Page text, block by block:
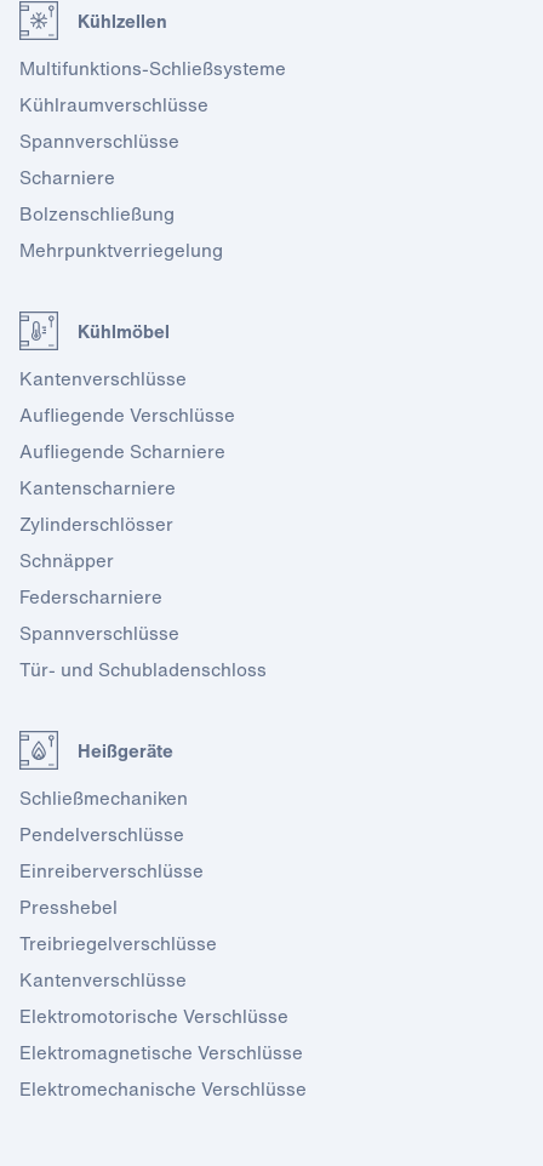
Kühlzellen
Multi­funktions-Schließ­systeme
Kühlraumverschlüsse
Spannverschlüsse
Scharniere
Bolzenschließung
Mehrpunktverriegelung
Kühlmöbel
Kantenverschlüsse
Aufliegende Verschlüsse
Aufliegende Scharniere
Kantenscharniere
Zylinderschlösser
Schnäpper
Federscharniere
Spannverschlüsse
Tür- und Schubladenschloss
Heißgeräte
Schließmechaniken
Pendelverschlüsse
Einreiberverschlüsse
Presshebel
Treibriegelverschlüsse
Kantenverschlüsse
Elektromotorische Verschlüsse
Elektromagnetische Verschlüsse
Elektromechanische Verschlüsse